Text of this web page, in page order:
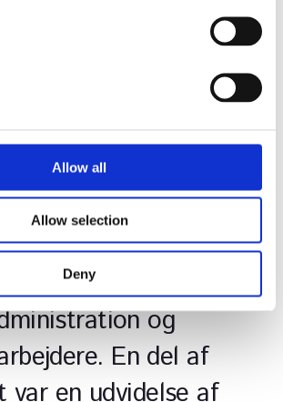
Allow all
Allow selection
Deny
outsourcet vores
og ønsker
manuelle
både for
og
En del af
var en udvidelse af